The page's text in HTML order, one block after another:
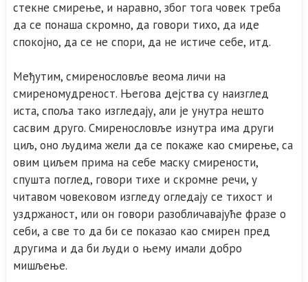
стекне смирење, и наравно, због тога човек треба
да се понаша скромно, да говори тихо, да иде
спокојно, да се не спори, да не истиче себе, итд.
Међутим, смиренословље веома личи на
смиреномудреност. Његова дејства су наизглед
иста, споља тако изгледају, али је унутра нешто
сасвим друго. Смиренословље изнутра има други
циљ, оно људима жели да се покаже као смирење, са
овим циљем прима на себе маску смирености,
спушта поглед, говори тихе и скромне речи, у
читавом човековом изгледу огледају се тихост и
уздржаност, или он говори разобличавајуће фразе о
себи, а све то да би се показао као смирен пред
другима и да би људи о њему имали добро
мишљење.